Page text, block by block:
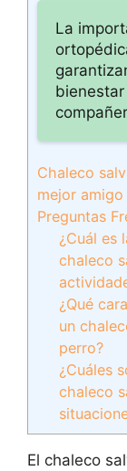
La
Chaleco
mejor
Preguntas
¿Cuál es
chaleco
¿Qué
un
perro?
¿Cuáles
chaleco
El chaleco